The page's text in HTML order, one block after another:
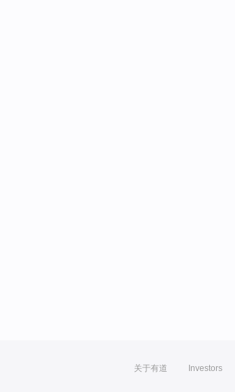
关于有道 Investors